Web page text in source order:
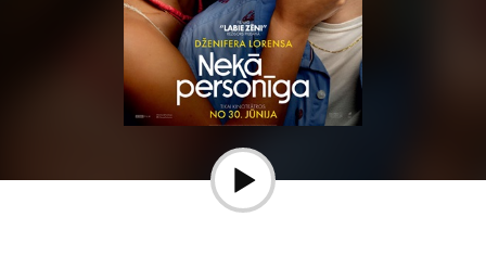
Новости
Подарки